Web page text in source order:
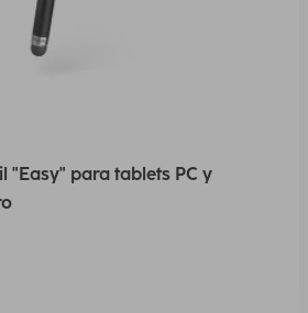
"Easy" para tablets PC y